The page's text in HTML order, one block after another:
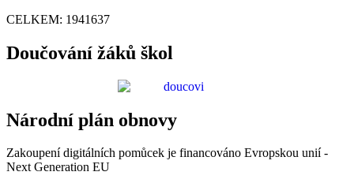
CELKEM: 1941637
Doučování žáků škol
Národní plán obnovy
Zakoupení digitálních pomůcek je financováno Evropskou unií -
Next Generation EU